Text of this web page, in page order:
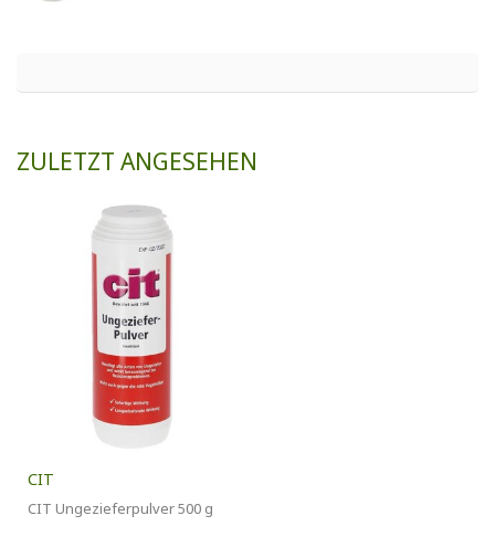
ZULETZT ANGESEHEN
CIT
CIT Ungezieferpulver 500 g